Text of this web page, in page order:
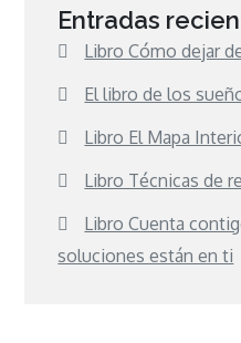
Entradas
Libro Cómo dejar
El libro de los
Libro El Mapa
Libro Técnicas de
Libro Cuenta
soluciones están en ti